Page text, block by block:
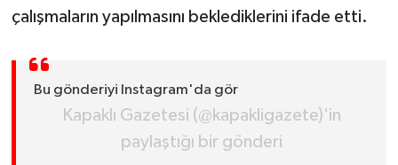
çalışmaların yapılmasını beklediklerini ifade etti.
Bu gönderiyi Instagram'da gör
Kapaklı Gazetesi (@kapakligazete)'in
paylaştığı bir gönderi